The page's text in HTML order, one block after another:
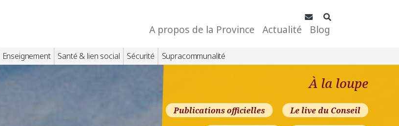
Contact
Rechercher
A propos de la Province Actualité Blog
Enseignement Santé & lien social Sécurité Supracommunalité
À la loupe
Publications officielles Le live du Conseil